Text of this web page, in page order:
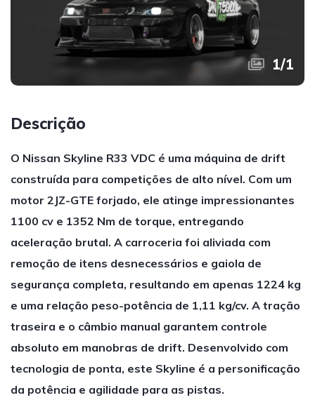
1/1
Descrição
O Nissan Skyline R33 VDC é uma máquina de drift
construída para competições de alto nível. Com um
motor 2JZ-GTE forjado, ele atinge impressionantes
1100 cv e 1352 Nm de torque, entregando
aceleração brutal. A carroceria foi aliviada com
remoção de itens desnecessários e gaiola de
segurança completa, resultando em apenas 1224 kg
e uma relação peso-potência de 1,11 kg/cv. A tração
traseira e o câmbio manual garantem controle
absoluto em manobras de drift. Desenvolvido com
tecnologia de ponta, este Skyline é a personificação
da potência e agilidade para as pistas.